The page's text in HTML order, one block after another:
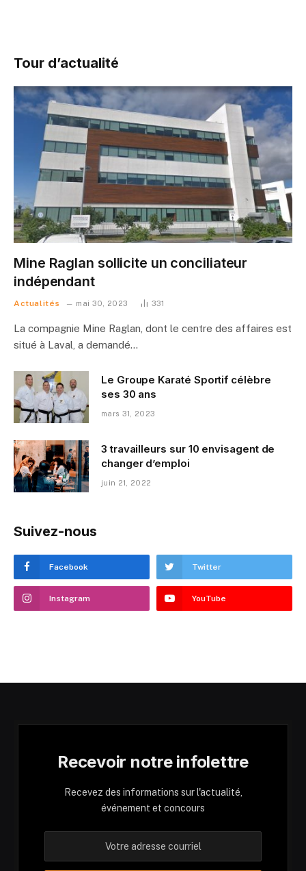
Tour d’actualité
Mine Raglan sollicite un conciliateur
indépendant
Actualités mai 30, 2023 331
La compagnie Mine Raglan, dont le centre des affaires est
situé à Laval, a demandé…
Le Groupe Karaté Sportif célèbre
ses 30 ans
mars 31, 2023
3 travailleurs sur 10 envisagent de
changer d’emploi
juin 21, 2022
Suivez-nous
Facebook Twitter
Instagram YouTube
Recevoir notre infolettre
Recevez des informations sur l'actualité,
événement et concours